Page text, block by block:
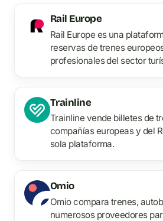
Rail Europe
Rail Europe es una
reservas de trenes
profesionales del sector
Trainline
Trainline vende billetes de
compañías europeas y del
sola plataforma.
Omio
Omio compara trenes,
numerosos proveedores